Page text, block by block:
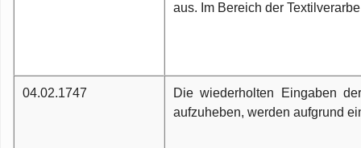
aus. Im Bereich der
04.02.1747
Die wiederholten Eingaben
aufzuheben, werden aufgrund